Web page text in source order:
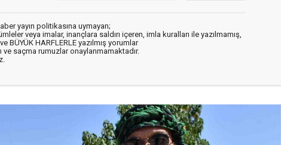
yayın politikasına uymayan;
veya imalar, inançlara saldırı içeren, imla kuralları ile yazılmamış,
BÜYÜK HARFLERLE yazılmış yorumlar
ve saçma rumuzlar onaylanmamaktadır.